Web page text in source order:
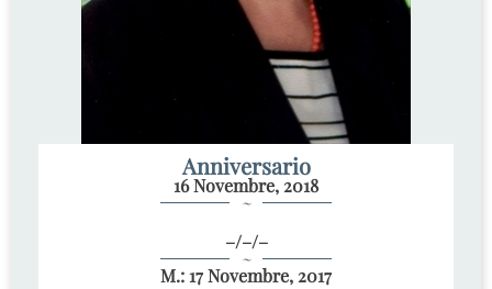
Anniversario
16 Novembre, 2018
~
–/–/–
~
M.: 17 Novembre, 2017